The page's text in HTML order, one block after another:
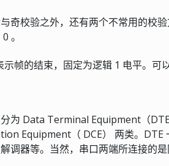
奇校验之外，还有两个不常用的校
。
示帧的结束，固定为逻辑 1 电平。可
分为 Data Terminal Equipment（
Equipment（ DCE） 两类。DTE
调器等。当然，串口两端所连接的是